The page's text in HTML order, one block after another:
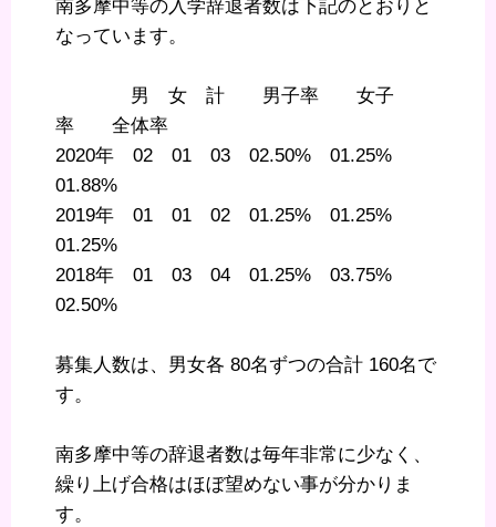
南多摩中等の入学辞退者数は下記のとおりと
なっています。
男 女 計 男子率 女子
率 全体率
2020年 02 01 03 02.50% 01.25%
01.88%
2019年 01 01 02 01.25% 01.25%
01.25%
2018年 01 03 04 01.25% 03.75%
02.50%
募集人数は、男女各 80名ずつの合計 160名で
す。
南多摩中等の辞退者数は毎年非常に少なく、
繰り上げ合格はほぼ望めない事が分かりま
す。